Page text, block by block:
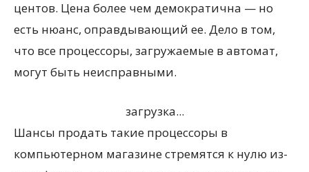
центов. Цена более чем демократична — но
есть нюанс, оправдывающий ее. Дело в том,
что все процессоры, загружаемые в автомат,
могут быть неисправными.
загрузка...
Шансы продать такие процессоры в
компьютерном магазине стремятся к нулю из-